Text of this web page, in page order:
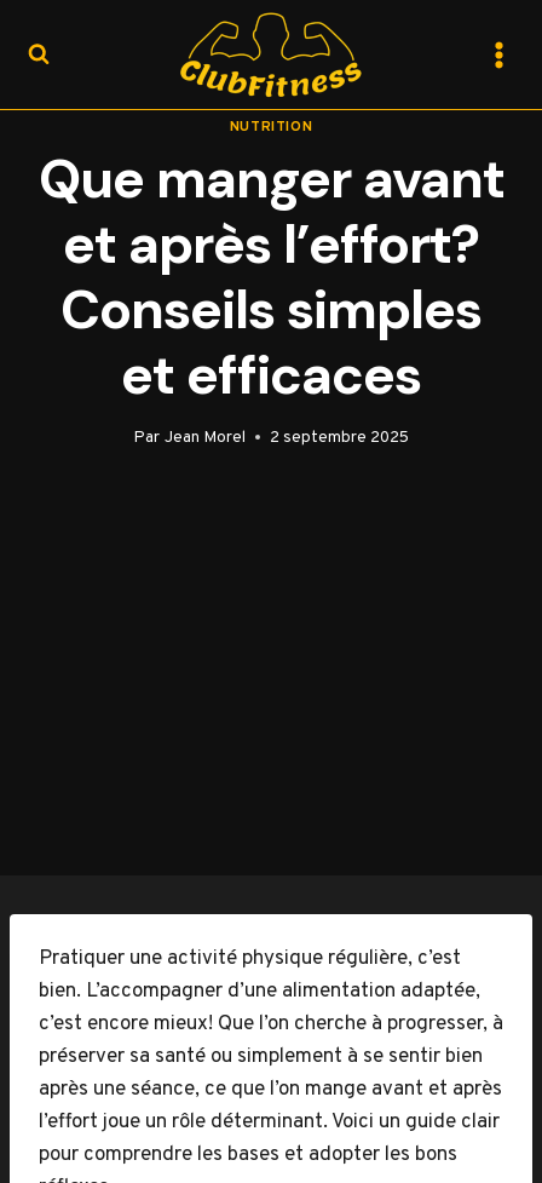
NUTRITION
Que manger avant
et après l’effort?
Conseils simples
et efficaces
Par Jean Morel 2 septembre 2025
Pratiquer une activité physique régulière, c’est
bien. L’accompagner d’une alimentation adaptée,
c’est encore mieux! Que l’on cherche à progresser, à
préserver sa santé ou simplement à se sentir bien
après une séance, ce que l’on mange avant et après
l’effort joue un rôle déterminant. Voici un guide clair
pour comprendre les bases et adopter les bons